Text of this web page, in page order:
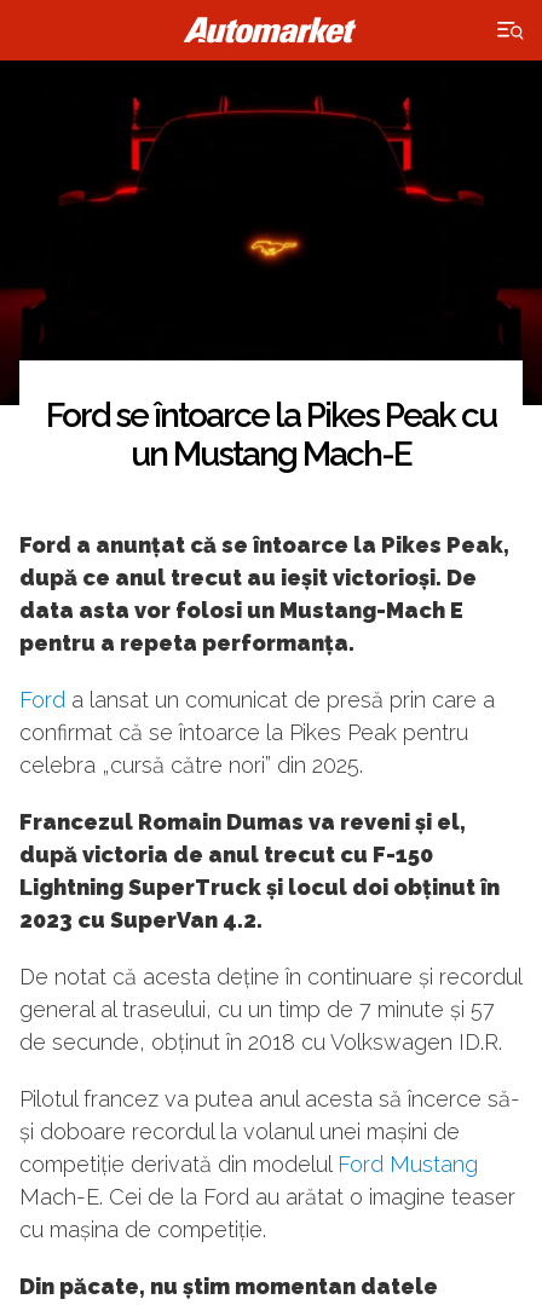
×
Ford se întoarce la Pikes Peak cu
un Mustang Mach-E
Ford a anunțat că se întoarce la Pikes Peak,
după ce anul trecut au ieșit victorioși. De
data asta vor folosi un Mustang-Mach E
pentru a repeta performanța.
Ford a lansat un comunicat de presă prin care a
confirmat că se întoarce la Pikes Peak pentru
celebra „cursă către nori” din 2025.
Francezul Romain Dumas va reveni și el,
după victoria de anul trecut cu F-150
Lightning SuperTruck și locul doi obținut în
2023 cu SuperVan 4.2.
De notat că acesta deține în continuare și recordul
general al traseului, cu un timp de 7 minute și 57
de secunde, obținut în 2018 cu Volkswagen ID.R.
Pilotul francez va putea anul acesta să încerce să-
și doboare recordul la volanul unei mașini de
competiție derivată din modelul Ford Mustang
Mach-E. Cei de la Ford au arătat o imagine teaser
cu mașina de competiție.
Din păcate, nu știm momentan datele